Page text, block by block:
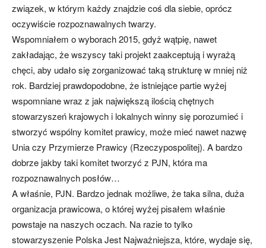
związek, w którym każdy znajdzie coś dla siebie, oprócz
oczywiście rozpoznawalnych twarzy.
Wspomniałem o wyborach 2015, gdyż wątpię, nawet
zakładając, że wszyscy taki projekt zaakceptują i wyrażą
chęci, aby udało się zorganizować taką strukturę w mniej niż
rok. Bardziej prawdopodobne, że istniejące partie wyżej
wspomniane wraz z jak największą ilością chętnych
stowarzyszeń krajowych i lokalnych winny się porozumieć i
stworzyć wspólny komitet prawicy, może mieć nawet nazwę
Unia czy Przymierze Prawicy (Rzeczypospolitej). A bardzo
dobrze jakby taki komitet tworzyć z PJN, która ma
rozpoznawalnych posłów…
A właśnie, PJN. Bardzo jednak możliwe, że taka silna, duża
organizacja prawicowa, o której wyżej pisałem właśnie
powstaje na naszych oczach. Na razie to tylko
stowarzyszenie Polska Jest Najważniejsza, które, wydaje się,